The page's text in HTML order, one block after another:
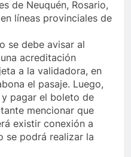
de Neuquén, Rosario,
líneas provinciales de
se debe avisar al
acreditación
a la validadora, en
el pasaje. Luego,
pagar el boleto de
mencionar que
existir conexión a
se podrá realizar la